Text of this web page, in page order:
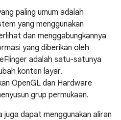
paling umum adalah
yang menggunakan
dan menggabungkannya
yang diberikan oleh
adalah satu-satunya
konten layar.
OpenGL dan Hardware
grup permukaan.
juga dapat menggunakan aliran